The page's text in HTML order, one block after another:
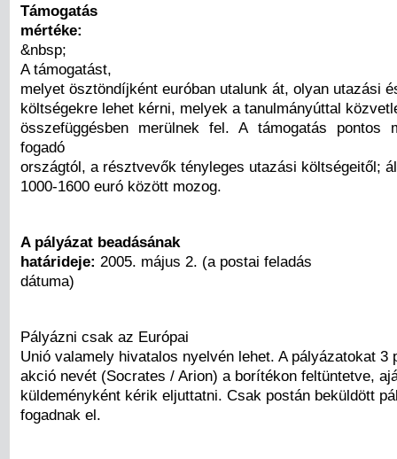
Támogatás
mértéke:
&nbsp;
A támogatást,
melyet ösztöndíjként euróban utalunk át, olyan utazási
költségekre lehet kérni, melyek a tanulmányúttal
összefüggésben merülnek fel. A támogatás pontos
fogadó
országtól, a résztvevők tényleges utazási költségeitől;
1000-1600 euró között mozog.
A pályázat beadásának
határideje: 2005. május 2. (a postai feladás
dátuma)
Pályázni csak az Európai
Unió valamely hivatalos nyelvén lehet. A pályázatokat 3
akció nevét (Socrates / Arion) a borítékon feltüntetve,
küldeményként kérik eljuttatni. Csak postán beküldött
fogadnak el.